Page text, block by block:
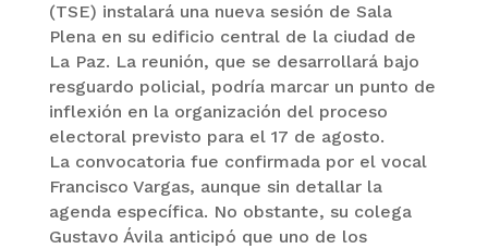
(TSE) instalará una nueva sesión de Sala
Plena en su edificio central de la ciudad de
La Paz. La reunión, que se desarrollará bajo
resguardo policial, podría marcar un punto de
inflexión en la organización del proceso
electoral previsto para el 17 de agosto.
La convocatoria fue confirmada por el vocal
Francisco Vargas, aunque sin detallar la
agenda específica. No obstante, su colega
Gustavo Ávila anticipó que uno de los